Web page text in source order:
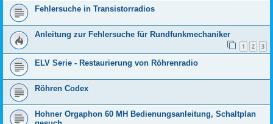
Fehlersuche in Transistorradios
Anleitung zur Fehlersuche für Rundfunkmechaniker
1 2 3
ELV Serie - Restaurierung von Röhrenradio
Röhren Codex
Hohner Orgaphon 60 MH Bedienungsanleitung, Schaltplan